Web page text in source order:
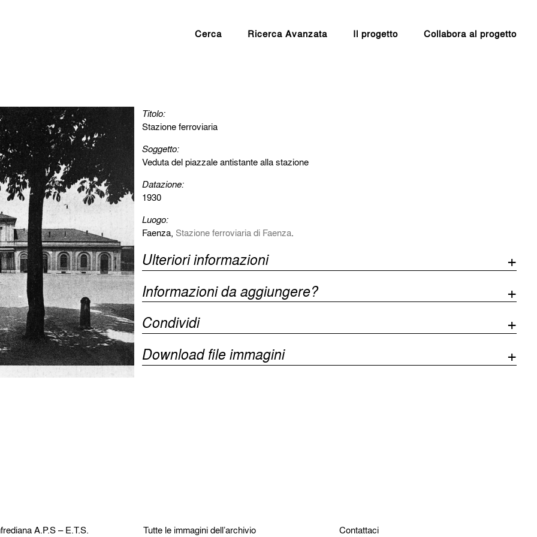
Cerca Ricerca Avanzata Il progetto Collabora al progetto
Titolo:
Stazione ferroviaria
Soggetto:
Veduta del piazzale antistante alla stazione
Datazione:
1930
Luogo:
Faenza, Stazione ferroviaria di Faenza.
Ulteriori informazioni
Informazioni da aggiungere?
Condividi
Download file immagini
A.P.S – E.T.S.
Tutte le immagini dell’archivio
Contattaci